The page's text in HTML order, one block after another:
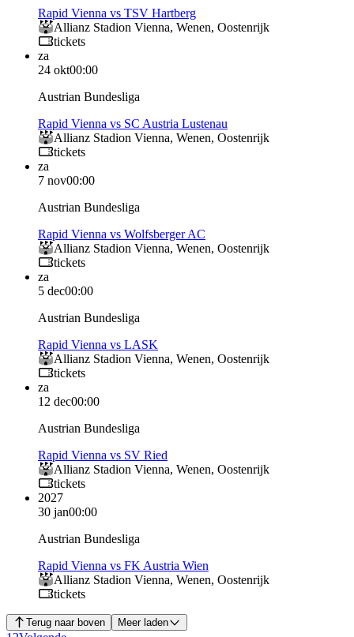
Rapid Vienna vs TSV Hartberg
Allianz Stadion Vienna, Wenen, Oostenrijk
tickets
za
24 okt00:00
Austrian Bundesliga
Rapid Vienna vs SC Austria Lustenau
Allianz Stadion Vienna, Wenen, Oostenrijk
tickets
za
7 nov00:00
Austrian Bundesliga
Rapid Vienna vs Wolfsberger AC
Allianz Stadion Vienna, Wenen, Oostenrijk
tickets
za
5 dec00:00
Austrian Bundesliga
Rapid Vienna vs LASK
Allianz Stadion Vienna, Wenen, Oostenrijk
tickets
za
12 dec00:00
Austrian Bundesliga
Rapid Vienna vs SV Ried
Allianz Stadion Vienna, Wenen, Oostenrijk
tickets
2027
30 jan00:00
Austrian Bundesliga
Rapid Vienna vs FK Austria Wien
Allianz Stadion Vienna, Wenen, Oostenrijk
tickets
Terug naar boven Meer laden